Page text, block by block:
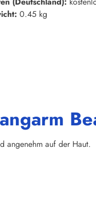
0.45 kg
angenehm auf der Haut.